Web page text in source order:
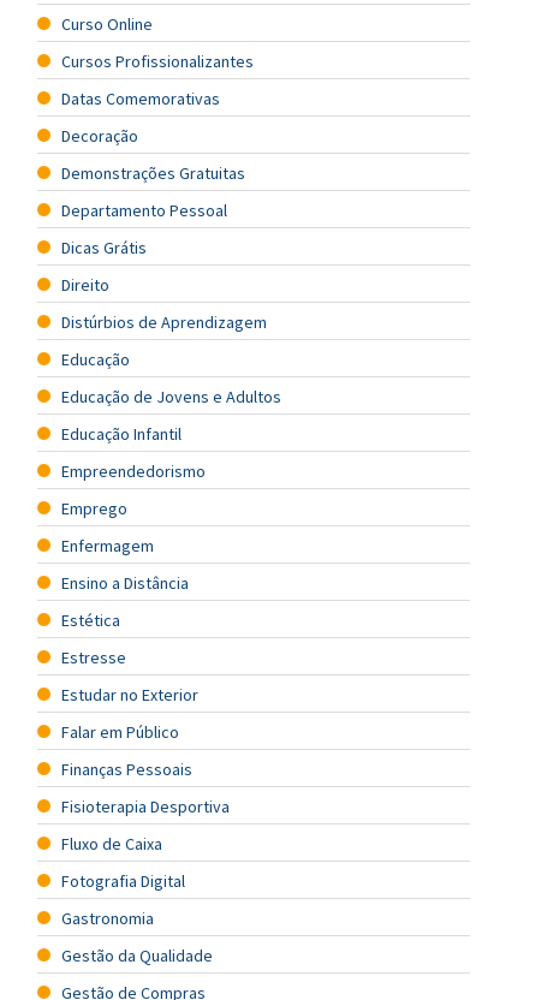
Curso Online
Cursos Profissionalizantes
Datas Comemorativas
Decoração
Demonstrações Gratuitas
Departamento Pessoal
Dicas Grátis
Direito
Distúrbios de Aprendizagem
Educação
Educação de Jovens e Adultos
Educação Infantil
Empreendedorismo
Emprego
Enfermagem
Ensino a Distância
Estética
Estresse
Estudar no Exterior
Falar em Público
Finanças Pessoais
Fisioterapia Desportiva
Fluxo de Caixa
Fotografia Digital
Gastronomia
Gestão da Qualidade
Gestão de Compras